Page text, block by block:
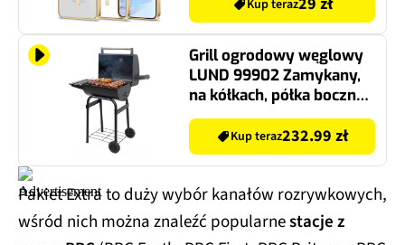
Kup teraz
Grill ogrodowy węglowy
LUND 99902 Zamykany,
na kółkach, półka boczna,
termometr, komin
Kup teraz232.99 zł
Pakiet Extra to duży wybór kanałów rozrywkowych,
wśród nich można znaleźć popularnestacje z